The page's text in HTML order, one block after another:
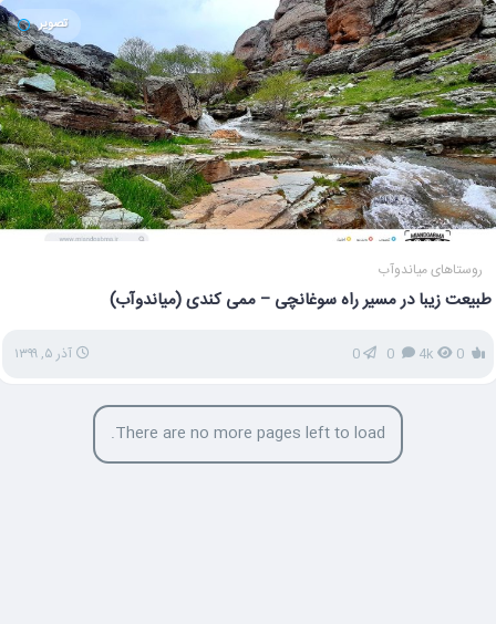
تصویر
روستاهای میاندوآب
طبیعت زیبا در مسیر راه سوغانچی – ممی کندی (میاندوآب)
4k
0 آذر ۵, ۱۳۹۹
There are no more pages left to load.